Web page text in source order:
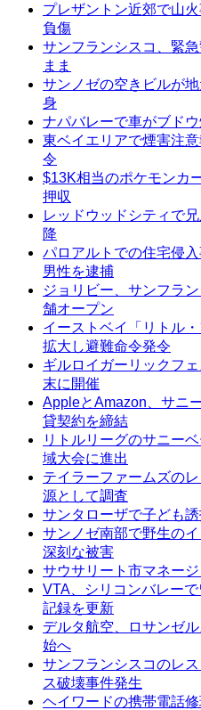
プレザントン近郊で山
負傷
サンフランシスコ、緊
まま
サンノゼの空きビルが
身
ナパバレーで車がブド
東ベイエリアで煙害注
令
$13K相当のポケモンカ
押収
レッドウッドシティで
降
パロアルトでの住宅侵
男性を逮捕
ジョリビー、サンフラ
舗オープン
イーストベイ「リトル
拡大し避難命令発令
ギルロイガーリックフ
末に開催
AppleとAmazon、サニ
貸契約を締結
リトルリーグのサニー
域大会に進出
テイラーファームズの
源として調査
サンタローザで子ども
サンノゼ南部で野生の
深刻な被害
サウサリート市マネー
VTA、シリコンバレー
記録を更新
デルタ航空、ロサンゼ
始へ
サンフランシスコのレ
ス破壊事件発生
ヘイワードの携帯電話